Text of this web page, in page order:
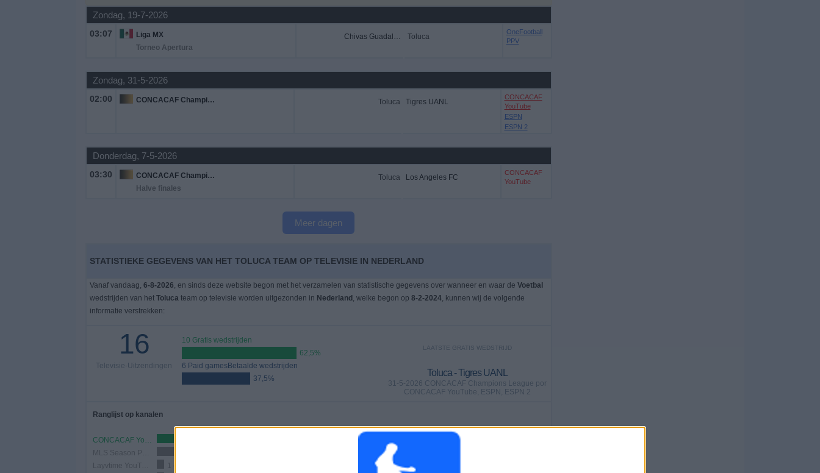
Zondag, 19-7-2026
03:07
Liga MX
Torneo Apertura
Chivas Guadalajara Toluca
OneFootball
PPV
Zondag, 31-5-2026
02:00 CONCACAF Champions League Toluca Tigres UANL
CONCACAF
YouTube
ESPN
ESPN 2
Donderdag, 7-5-2026
03:30
CONCACAF Champions League
Halve finales
Toluca Los Angeles FC
CONCACAF
YouTube
Meer dagen
STATISTIEKE GEGEVENS VAN HET TOLUCA TEAM OP TELEVISIE IN NEDERLAND
Vanaf vandaag, 6-8-2026, en sinds deze website begon met het verzamelen van statistische gegevens over wanneer en waar de Voetbal
wedstrijden van het Tolucateam op televisie worden uitgezonden in Nederland , welke begon op 8-2-2024, kunnen wij de volgende
informatie verstrekken:
16
Televisie-Uitzendingen
10 Gratis wedstrijden
62,5%
6 Paid gamesBetaalde wedstrijden
37,5%
LAATSTE GRATIS WEDSTRIJD
Toluca - Tigres UANL
31-5-2026 CONCACAF Champions League por
CONCACAF YouTube, ESPN, ESPN 2
Ranglijst op kanalen
CONCACAF YouTube
Layvtime YouTube
DAGEN
WEDSTRIJDEN
Aaneengeschakelde